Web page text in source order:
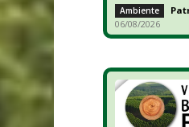
Ambiente
06/08/2026